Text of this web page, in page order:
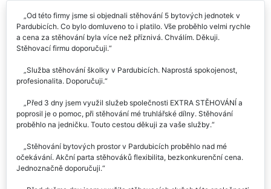
Od této firmy jsme si objednali stěhování 5 bytových jednotek v
Pardubicích. Co bylo domluveno to i platilo. Vše proběhlo velmi rychle
a cena za stěhování byla více než příznivá. Chválím. Děkuji.
Stěhovací firmu doporučuji.
Služba stěhování školky v Pardubicích. Naprostá spokojenost,
profesionalita. Doporučuji.
Před 3 dny jsem využil služeb společnosti EXTRA STĚHOVÁNÍ a
poprosil je o pomoc, při stěhování mé truhlářské dílny. Stěhování
proběhlo na jedničku. Touto cestou děkuji za vaše služby.
Stěhování bytových prostor v Pardubicích proběhlo nad mé
očekávání. Akční parta stěhováků flexibilita, bezkonkurenční cena.
Jednoznačně doporučuji.